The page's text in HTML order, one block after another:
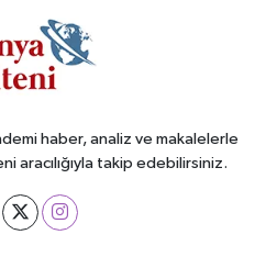
haber, analiz ve makalelerle
aracılığıyla takip edebilirsiniz.